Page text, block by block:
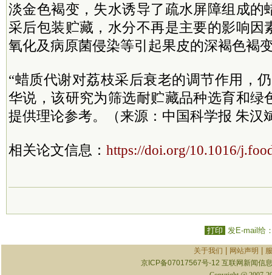
淡金色褐变，失水诱导了疏水屏障组成的
采后包装贮藏，水分不再是主要的影响因
氧化及病原菌侵染等引起果皮的深褐色褐
“蜡质代谢对荔枝采后衰老的调节作用，
华说，该研究为筛选耐贮藏品种选育和绿
提供理论参考。（来源：中国科学报 朱汉
相关论文信息： https://doi.org/10.1016/
打印 发E-mail给
关于我们 网站声明
京ICP备07017567号-12 互联网新闻信